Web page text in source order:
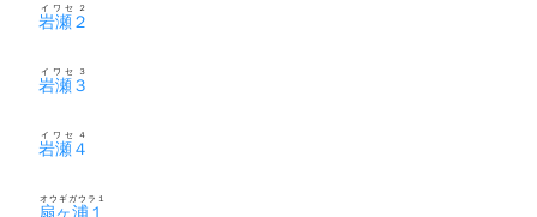
岩瀬２
イワセ２
岩瀬３
イワセ３
岩瀬４
イワセ４
扇ヶ浦１
オウギガウラ１